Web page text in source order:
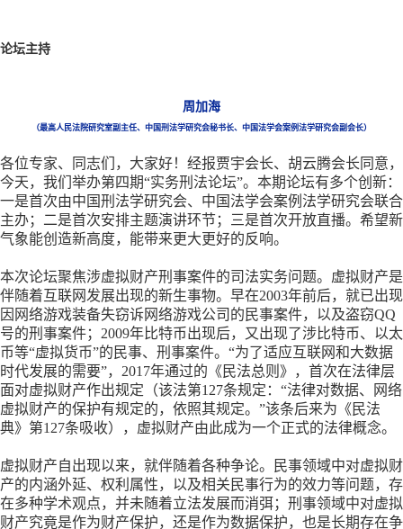
论坛主持
周加海
（最高人民法院研究室副主任、中国刑法学研究会秘书长、中国法学会案例法学研究会副会长）
各位专家、同志们，大家好！经报贾宇会长、胡云腾会长同意，
今天，我们举办第四期“实务刑法论坛”。本期论坛有多个创新：
一是首次由中国刑法学研究会、中国法学会案例法学研究会联合
主办；二是首次安排主题演讲环节；三是首次开放直播。希望新
气象能创造新高度，能带来更大更好的反响。
本次论坛聚焦涉虚拟财产刑事案件的司法实务问题。虚拟财产是
伴随着互联网发展出现的新生事物。早在2003年前后，就已出现
因网络游戏装备失窃诉网络游戏公司的民事案件，以及盗窃QQ
号的刑事案件；2009年比特币出现后，又出现了涉比特币、以太
币等“虚拟货币”的民事、刑事案件。“为了适应互联网和大数据
时代发展的需要”，2017年通过的《民法总则》，首次在法律层
面对虚拟财产作出规定（该法第127条规定：“法律对数据、网络
虚拟财产的保护有规定的，依照其规定。”该条后来为《民法
典》第127条吸收），虚拟财产由此成为一个正式的法律概念。
虚拟财产自出现以来，就伴随着各种争论。民事领域中对虚拟财
产的内涵外延、权利属性，以及相关民事行为的效力等问题，存
在多种学术观点，并未随着立法发展而消弭；刑事领域中对虚拟
财产究竟是作为财产保护，还是作为数据保护，也是长期存在争